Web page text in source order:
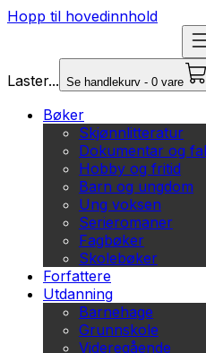
Hopp til hovedinnhold
Laster... Se handlekurv - 0 vare
Bøker
Skjønnlitteratur
Dokumentar og
Hobby og fritid
Barn og ungdom
Ung voksen
Serieromaner
Fagbøker
Skolebøker
Forfattere
Utdanning
Barnehage
Grunnskole
Videregående